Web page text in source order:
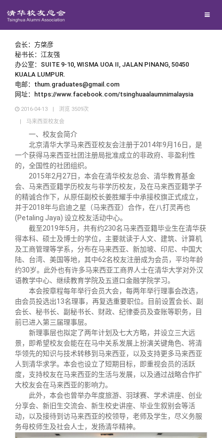
捐赠纪事
捐赠方法
义工计划
《水木清华》
我要订阅
新媒体平台
百年清华
清华人物
清华故事
青春风采
校友文苑
校友讲坛
校友视界
校友服务
终身学习
信息化服务
三创大赛
实用信息
校友总会
总会简介
会长致辞
总会章程
理事会名单
制度法规
联系我们
关闭
会长：方棨彦
秘书长：江友强
办公室：SUITE 9-10, WISMA UOA II, JALAN PINANG, 50450
KUALA LUMPUR.
电邮：thum.graduates@gmail.com
网址：https://www.facebook.com/tsinghuaalaumnimalaysia
2016-04-13 | 浏览 3509次
|
马来西亚校友会
一、校友会简介
北京清华大学马来西亚校友会注册于2014年9月16日，是
一个获得马来西亚社团注册局批准成立的非政府、非盈利性
的，全国性的社团组织。
2015年2月27日，本会在清华校友总会、清华教育基金
会、马来西亚籍学历校友与非学历校友，及在马来西亚籍学子
的精诚合作下，从原任副校长姜胜耀手中承接校旗正式成立，
并于2018年与启迪之星（马来西亚）合作，在八打灵再也
(Petaling Jaya) 设立校友活动中心。
截至2019年5月，共有约230名马来西亚籍毕业生在清华获
得本科、硕士及博士的学位，主要就读于人文、建筑、计算机
及工商管理等学系，分布在马来西亚、新加坡、印尼、中国大
陆、台湾、美国等地，其中62名校友注册成为会员，平均年龄
约30岁。此外也有许多马来西亚工商界人士在清华大学对外汉
语教学中心、继续教育学院及五道口金融学院学习。
本会按章程每年举行会员大会，每两年举行理事会改选，
由会员投选出13名理事，再复选重要职位。目前设置会长、副
会长、秘书长、副秘书长、财政、纪律委员及查账等职务，目
前已进入第三届理事层。
新理事层也拟定了两年计划及七大方略，并设立三大远
景，即希望校友会能在在马中关系发展上扮演关键角色、将清
华领先的知识与技术转移到马来西亚，以及支持更多马来西亚
人到清华求学。本会也设立了短期目标，即重视会员的活跃
度，支持校友在马来西亚的生活与发展，以及通过战略合作扩
大校友会在马来西亚的影响力。
此外，本会也曾举办年度旅游、羽球赛、学术讲座、创业
分享会、新旧生交流会、新生校史讲座、毕业生叙别会等活
动，以及接待到访马来西亚的校领导，老师及学生，尽义务服
务母校师生及社会人士，发扬清华精神。